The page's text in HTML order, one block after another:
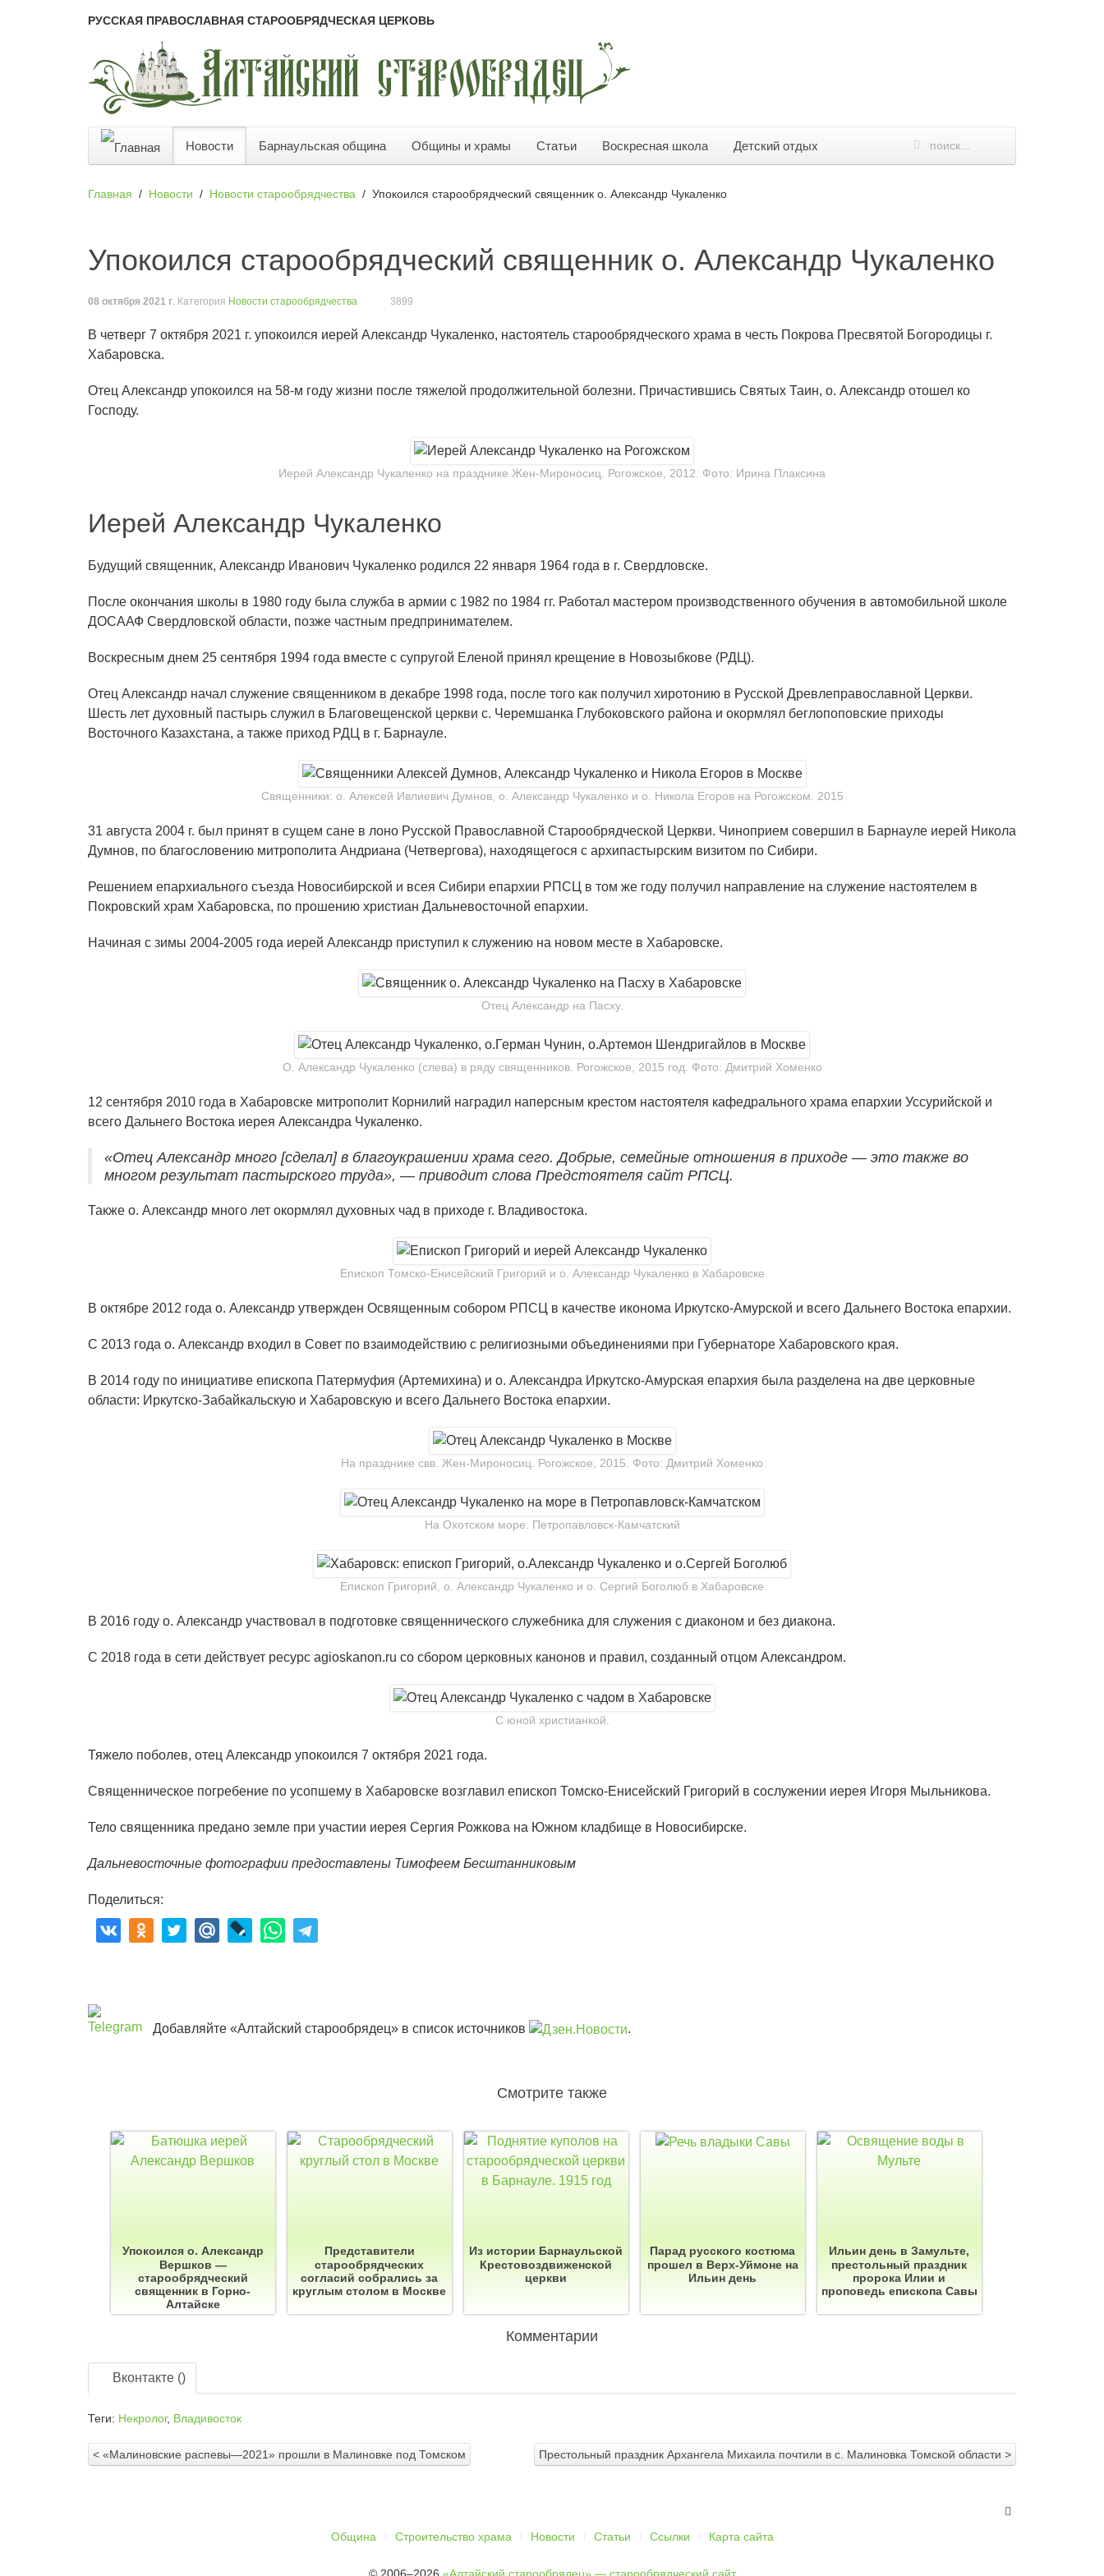
РУССКАЯ ПРАВОСЛАВНАЯ СТАРООБРЯДЧЕСКАЯ ЦЕРКОВЬ
Новости Барнаульская община Общины и храмы Статьи Воскресная школа Детский отдых
Главная Новости Новости старообрядчества Упокоился старообрядческий священник о. Александр Чукаленко
Упокоился старообрядческий священник о. Александр Чукаленко
08 октября 2021 г. Категория Новости старообрядчества 3899
В четверг 7 октября 2021 г. упокоился иерей Александр Чукаленко, настоятель старообрядческого храма в честь Покрова Пресвятой Богородицы г.
Хабаровска.
Отец Александр упокоился на 58-м году жизни после тяжелой продолжительной болезни. Причастившись Святых Таин, о. Александр отошел ко
Господу.
Иерей Александр Чукаленко на празднике Жен-Мироносиц. Рогожское, 2012. Фото: Ирина Плаксина
Иерей Александр Чукаленко
Будущий священник, Александр Иванович Чукаленко родился 22 января 1964 года в г. Свердловске.
После окончания школы в 1980 году была служба в армии с 1982 по 1984 гг. Работал мастером производственного обучения в автомобильной школе
ДОСААФ Свердловской области, позже частным предпринимателем.
Воскресным днем 25 сентября 1994 года вместе с супругой Еленой принял крещение в Новозыбкове (РДЦ).
Отец Александр начал служение священником в декабре 1998 года, после того как получил хиротонию в Русской Древлеправославной Церкви.
Шесть лет духовный пастырь служил в Благовещенской церкви с. Черемшанка Глубоковского района и окормлял беглопоповские приходы
Восточного Казахстана, а также приход РДЦ в г. Барнауле.
Священники: о. Алексей Ивлиевич Думнов, о. Александр Чукаленко и о. Никола Егоров на Рогожском. 2015
31 августа 2004 г. был принят в сущем сане в лоно Русской Православной Старообрядческой Церкви. Чиноприем совершил в Барнауле иерей Никола
Думнов, по благословению митрополита Андриана (Четвергова), находящегося с архипастырским визитом по Сибири.
Решением епархиального съезда Новосибирской и всея Сибири епархии РПСЦ в том же году получил направление на служение настоятелем в
Покровский храм Хабаровска, по прошению христиан Дальневосточной епархии.
Начиная с зимы 2004-2005 года иерей Александр приступил к служению на новом месте в Хабаровске.
Отец Александр на Пасху.
О. Александр Чукаленко (слева) в ряду священников. Рогожское, 2015 год. Фото: Дмитрий Хоменко
12 сентября 2010 года в Хабаровске митрополит Корнилий наградил наперсным крестом настоятеля кафедрального храма епархии Уссурийской и
всего Дальнего Востока иерея Александра Чукаленко.
«Отец Александр много [сделал] в благоукрашении храма сего. Добрые, семейные отношения в приходе — это также во
многом результат пастырского труда», — приводит слова Предстоятеля сайт РПСЦ.
Также о. Александр много лет окормлял духовных чад в приходе г. Владивостока.
Епископ Томско-Енисейский Григорий и о. Александр Чукаленко в Хабаровске
В октябре 2012 года о. Александр утвержден Освященным собором РПСЦ в качестве иконома Иркутско-Амурской и всего Дальнего Востока епархии.
С 2013 года о. Александр входил в Совет по взаимодействию с религиозными объединениями при Губернаторе Хабаровского края.
В 2014 году по инициативе епископа Патермуфия (Артемихина) и о. Александра Иркутско-Амурская епархия была разделена на две церковные
области: Иркутско-Забайкальскую и Хабаровскую и всего Дальнего Востока епархии.
На празднике свв. Жен-Мироносиц. Рогожское, 2015. Фото: Дмитрий Хоменко
На Охотском море. Петропавловск-Камчатский
Епископ Григорий, о. Александр Чукаленко и о. Сергий Боголюб в Хабаровске
В 2016 году о. Александр участвовал в подготовке священнического служебника для служения с диаконом и без диакона.
С 2018 года в сети действует ресурс agioskanon.ru со сбором церковных канонов и правил, созданный отцом Александром.
С юной христианкой.
Тяжело поболев, отец Александр упокоился 7 октября 2021 года.
Священническое погребение по усопшему в Хабаровске возглавил епископ Томско-Енисейский Григорий в сослужении иерея Игоря Мыльникова.
Тело священника предано земле при участии иерея Сергия Рожкова на Южном кладбище в Новосибирске.
Дальневосточные фотографии предоставлены Тимофеем Бесштанниковым
Поделиться:
Добавляйте «Алтайский старообрядец» в список источников .
Смотрите также
Упокоился о. Александр
Вершков —
старообрядческий
священник в Горно-
Алтайске
Представители
старообрядческих
согласий собрались за
круглым столом в Москве
Из истории Барнаульской
Крестовоздвиженской
церкви
Парад русского костюма
прошел в Верх-Уймоне на
Ильин день
Ильин день в Замульте,
престольный праздник
пророка Илии и
проповедь епископа Савы
Комментарии
Вконтакте ()
Теги: Некролог, Владивосток
< «Малиновские распевы—2021» прошли в Малиновке под Томском Престольный праздник Архангела Михаила почтили в с. Малиновка Томской области >
Община Строительство храма Новости Статьи Ссылки Карта сайта